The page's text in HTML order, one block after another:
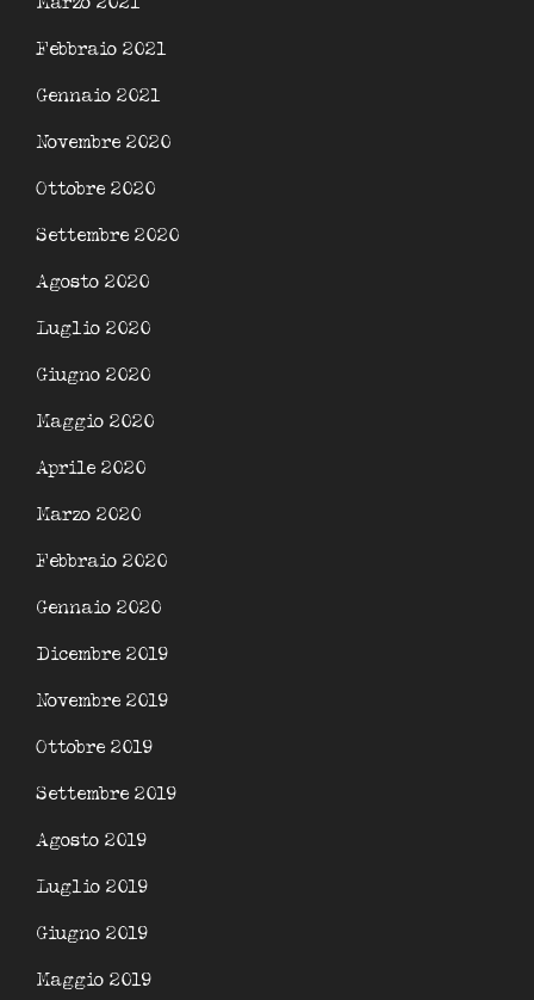
Febbraio 2021
Gennaio 2021
Novembre 2020
Ottobre 2020
Settembre 2020
Agosto 2020
Luglio 2020
Giugno 2020
Maggio 2020
Aprile 2020
Marzo 2020
Febbraio 2020
Gennaio 2020
Dicembre 2019
Novembre 2019
Ottobre 2019
Settembre 2019
Agosto 2019
Luglio 2019
Giugno 2019
Maggio 2019